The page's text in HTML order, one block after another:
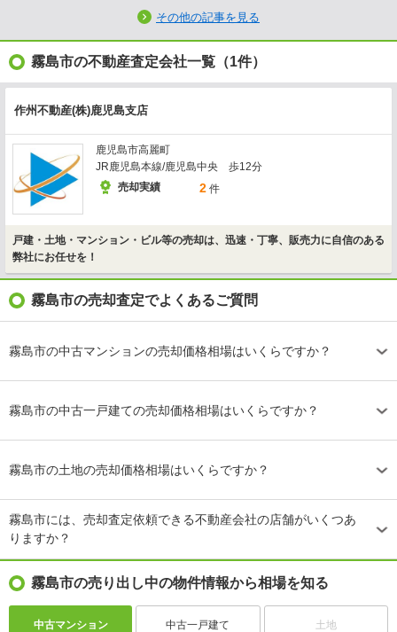
その他の記事を見る
霧島市の不動産査定会社一覧（1件）
作州不動産(株)鹿児島支店
鹿児島市高麗町
JR鹿児島本線/鹿児島中央 歩12分
売却実績
2 件
戸建・土地・マンション・ビル等の売却は、迅速・丁寧、販売力に自信のある
弊社にお任せを！
霧島市の売却査定でよくあるご質問
霧島市の中古マンションの売却価格相場はいくらですか？
霧島市の中古一戸建ての売却価格相場はいくらですか？
霧島市の土地の売却価格相場はいくらですか？
霧島市には、売却査定依頼できる不動産会社の店舗がいくつあ
りますか？
霧島市の売り出し中の物件情報から相場を知る
中古マンション 中古一戸建て 土地